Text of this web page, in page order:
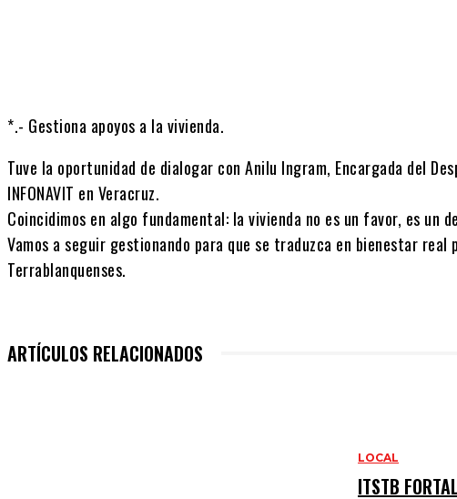
*.- Gestiona apoyos a la vivienda.
Tuve la oportunidad de dialogar con Anilu Ingram, Encargada del
INFONAVIT en Veracruz.
Coincidimos en algo fundamental: la vivienda no es un favor, es un
Vamos a seguir gestionando para que se traduzca en bienestar real
Terrablanquenses.
ARTÍCULOS RELACIONADOS
LOCAL
ITSTB